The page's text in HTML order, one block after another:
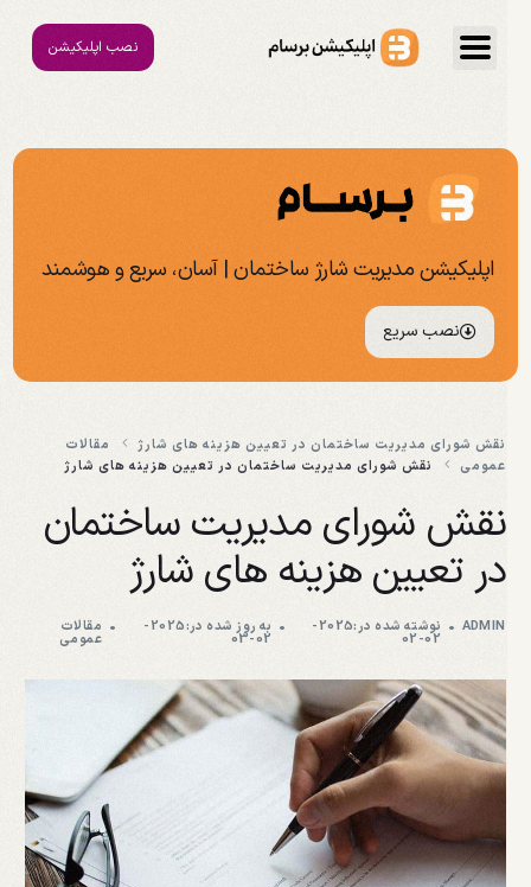
نصب اپلیکیشن
اپلیکیشن مدیریت شارژ ساختمان | آسان، سریع و هوشمند
نصب سریع
نقش شورای مدیریت ساختمان در تعیین هزینه های شارژ
مقالات
عمومی
نقش شورای مدیریت ساختمان در تعیین هزینه های شارژ
نقش شورای مدیریت ساختمان
در تعیین هزینه های شارژ
ADMIN نوشته شده در:2025- به روز شده در:2025- مقالات
عمومی